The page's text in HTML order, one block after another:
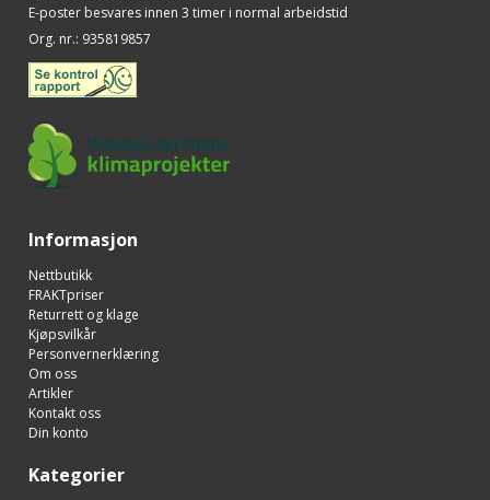
E-poster besvares innen 3 timer i normal arbeidstid
Org. nr.: 935819857
Informasjon
Nettbutikk
FRAKTpriser
Returrett og klage
Kjøpsvilkår
Personvernerklæring
Om oss
Artikler
Kontakt oss
Din konto
Kategorier